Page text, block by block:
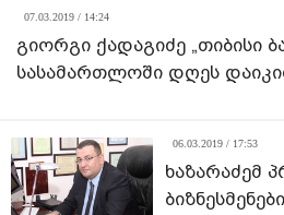
07.03.2019 / 14:24
გიორგი ქადაგიძე „თიბისი
სასამართლოში დღეს
06.03.2019 / 17:53
ხაზარაძემ